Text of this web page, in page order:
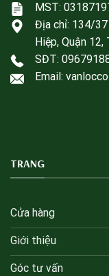
MST:
Địa chỉ: 134/37
Hiệp, Quận 12,
SĐT:
Email:
TRANG
Cửa hàng
Giới thiệu
Góc tư vấn